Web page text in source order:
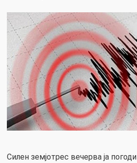
Силен земјотрес вечерва ја погоди